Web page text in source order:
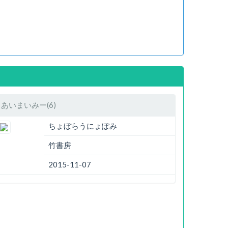
あいまいみー(6)
ちょぼらうにょぽみ
竹書房
2015-11-07